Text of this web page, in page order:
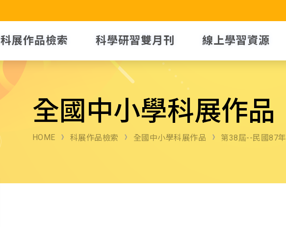
科展作品檢索 科學研習雙月刊 線上學習資源
全國中小學科展作品
HOME 科展作品檢索 全國中小學科展作品 第38屆--民國87年